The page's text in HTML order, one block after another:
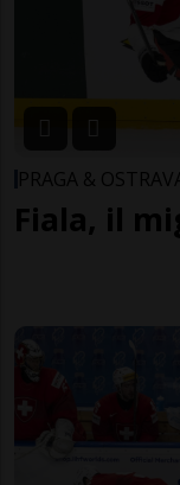
PRAGA &
Fiala, il